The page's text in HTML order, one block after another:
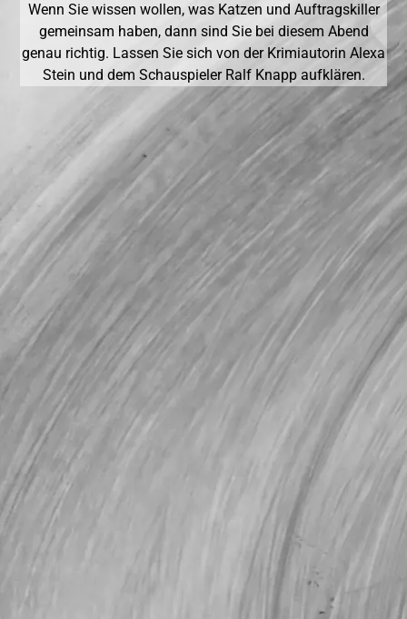
Wenn Sie wissen wollen, was Katzen und Auftragskiller
gemeinsam haben, dann sind Sie bei diesem Abend
genau richtig. Lassen Sie sich von der Krimiautorin Alexa
Stein und dem Schauspieler Ralf Knapp aufklären.